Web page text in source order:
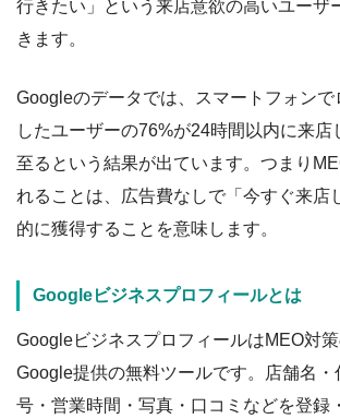
行きたい」という来店意欲の高いユーザ
きます。
Googleのデータでは、スマートフォンで
したユーザーの76%が24時間以内に来店
至るという結果が出ています。つまり
れることは、広告費なしで「今すぐ来店
的に獲得することを意味します。
Googleビジネスプロフィールとは
GoogleビジネスプロフィールはMEO対策
Google提供の無料ツールです。店舗名・
号・営業時間・写真・口コミなどを登録